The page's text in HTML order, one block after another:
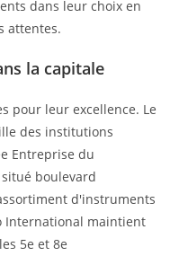
dans leur choix en
attentes.
la capitale
pour leur excellence. Le
des institutions
Entreprise du
boulevard
d'instruments
International maintient
5e et 8e